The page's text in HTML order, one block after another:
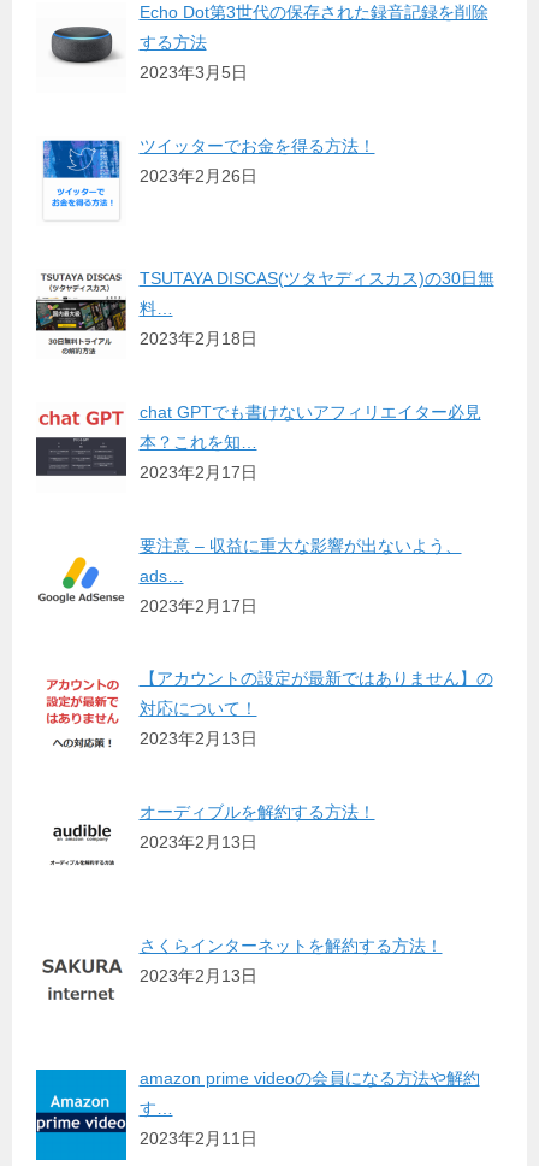
Echo Dot第3世代の保存された録音記録を削除
する方法
2023年3月5日
ツイッターでお金を得る方法！
2023年2月26日
TSUTAYA DISCAS(ツタヤディスカス)の30日無
料…
2023年2月18日
chat GPTでも書けないアフィリエイター必見
本？これを知…
2023年2月17日
要注意 – 収益に重大な影響が出ないよう、
ads…
2023年2月17日
【アカウントの設定が最新ではありません】の
対応について！
2023年2月13日
オーディブルを解約する方法！
2023年2月13日
さくらインターネットを解約する方法！
2023年2月13日
amazon prime videoの会員になる方法や解約
す…
2023年2月11日